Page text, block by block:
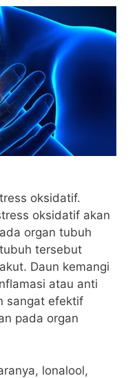
oksidatif.
oksidatif akan
organ tubuh
tersebut
Daun kemangi
atau anti
sangat efektif
pada organ
lonalool,